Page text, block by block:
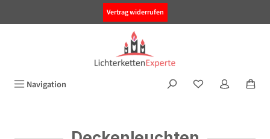
Vertrag widerrufen
Navigation